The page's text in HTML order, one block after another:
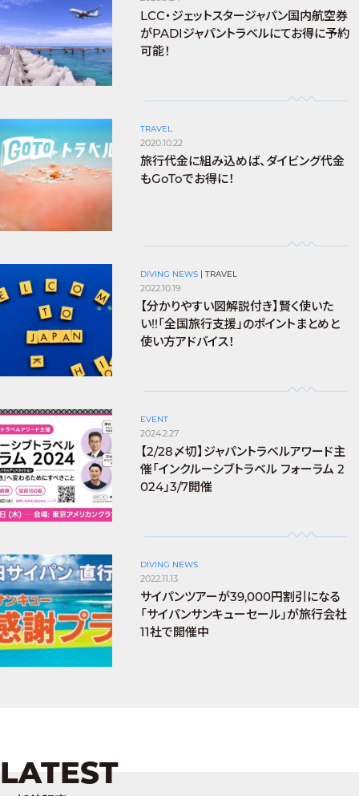
LCC・ジェットスタージャパン国内航空券
がPADIジャパントラベルにてお得に予約
可能！
TRAVEL
2020.10.22
旅行代金に組み込めば、ダイビング代金
もGoToでお得に！
DIVING NEWS |TRAVEL
2022.10.19
【分かりやすい図解説付き】賢く使いた
い!!「全国旅行支援」のポイントまとめと
使い方アドバイス！
EVENT
2024.2.27
【2/28〆切】ジャパントラベルアワード主
催「インクルーシブトラベル フォーラム 2
024」3/7開催
DIVING NEWS
2022.11.13
サイパンツアーが39,000円割引になる
「サイパンサンキューセール」が旅行会社
11社で開催中
LATEST